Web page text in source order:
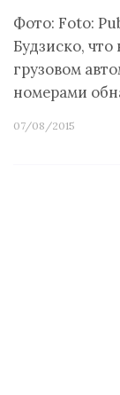
Фото: Foto:
Будзиско,
грузовом
номерами
07/08/2015